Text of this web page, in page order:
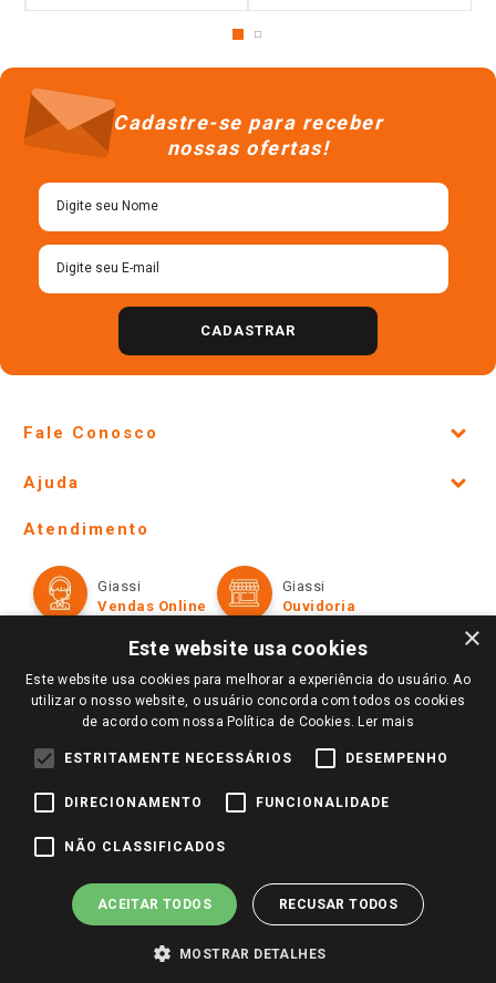
Cadastre-se para receber
nossas ofertas!
CADASTRAR
Fale Conosco
Lojas Físicas e Horários
Ofertas
Televendas
Amigo Giassi
Perguntas frequentes
Ajuda
Formas de Pagamento
Políticas de entrega
Atendimento
Giassi
Vendas Online
Giassi
Ouvidoria
Redes Sociais
×
Este website usa cookies
Este website usa cookies para melhorar a experiência do usuário. Ao
utilizar o nosso website, o usuário concorda com todos os cookies
de acordo com nossa Política de Cookies. Ler mais
ESTRITAMENTE NECESSÁRIOS DESEMPENHO
DIRECIONAMENTO FUNCIONALIDADE
NÃO CLASSIFICADOS
ACEITAR TODOS RECUSAR TODOS
MOSTRAR DETALHES